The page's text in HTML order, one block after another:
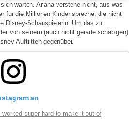
warten. Ariana verstehe nicht, aus was
für die Millionen Kinder spreche, die nicht
Disney-Schauspielerin. Um das zu
von seinem (auch nicht gerade schäbigen)
Auftritten gegenüber.
an
worked super hard to make it out of